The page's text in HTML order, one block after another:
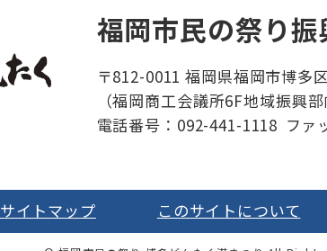
福岡市民の祭り振
〒812-0011 福岡県福岡市博多
（福岡商工会議所6F地域振興部
電話番号：092-441-1118 ファ
サイトマップ このサイトについて